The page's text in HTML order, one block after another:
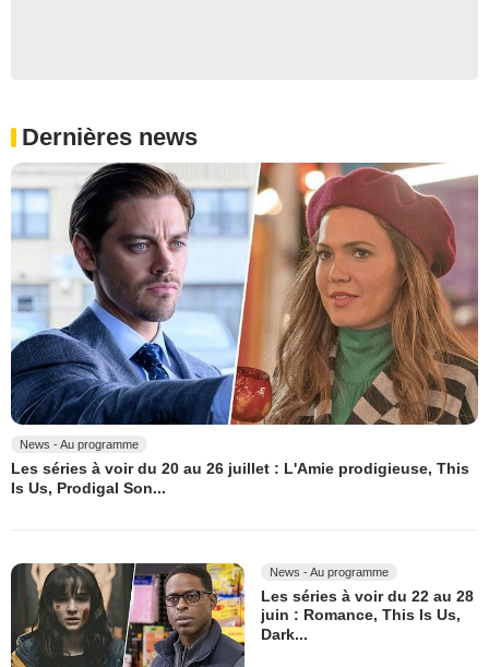
Dernières news
News - Au programme
Les séries à voir du 20 au 26 juillet : L'Amie prodigieuse, This
Is Us, Prodigal Son...
News - Au programme
Les séries à voir du 22 au 28
juin : Romance, This Is Us,
Dark...